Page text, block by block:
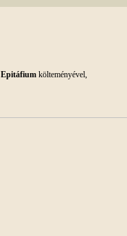
Epitáfiumkölteményével,